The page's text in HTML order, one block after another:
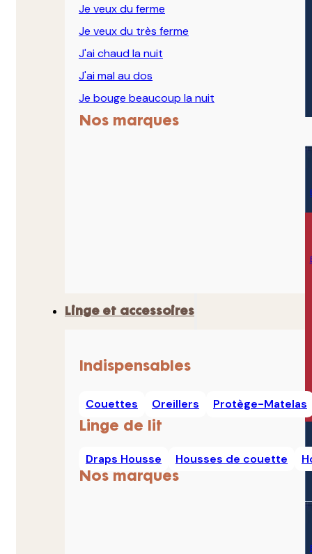
Je veux du ferme
Je veux du très ferme
J'ai chaud la nuit
J'ai mal au dos
Je bouge beaucoup la nuit
Nos marques
Linge et accessoires
Indispensables
Couettes Oreillers Protège-Matelas
Linge de lit
Draps Housse Housses de couette
Nos marques